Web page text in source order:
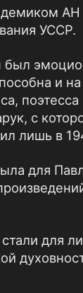
УССР.
был
и
с
лишь в
для
для